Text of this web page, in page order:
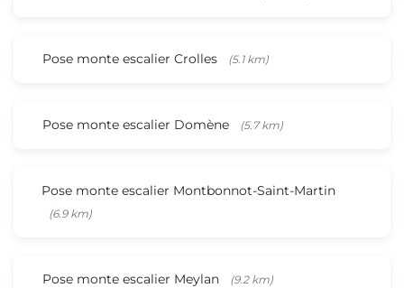
Pose monte escalier Crolles (5.1 km)
Pose monte escalier Domène (5.7 km)
Pose monte escalier Montbonnot-Saint-Martin
(6.9 km)
Pose monte escalier Meylan (9.2 km)